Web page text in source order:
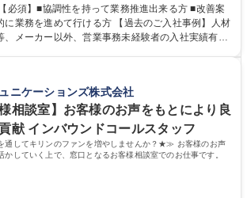
くことが可能です。業務システムがきちんと構築さ
ズに仕事に慣れることができる環境です。また、
・滋賀】営業事務 ※未経験可
必須】■協調性を持って業務推進出来る方 ■改善案
に業務を進めて行ける方 【過去のご入社事例】人材
、メーカー以外、営業事務未経験者の入社実績有
況に合わせ、能動的なサポート、改善の動きも期
スペシャリストとして、チームに貢献し、結果的に
になることができます。平均19:30の退勤以降の業
ており、メリハリのある働き方となります。 学
大学 高専 短大 語学力： 資格：
ニケーションズ株式会社
相談室】お客様のお声をもとにより良
献 インバウンドコールスタッフ
してキリンのファンを増やしませんか？★≫ お客様のお声
かしていく上で、窓口となるお客様相談室でのお仕事です。